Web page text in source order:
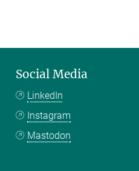
Social Media
LinkedIn
Instagram
Mastodon